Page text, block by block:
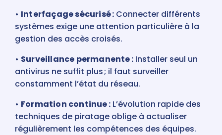
• Interfaçage sécurisé : Connecter différents
systèmes exige une attention particulière à la
gestion des accès croisés.
• Surveillance permanente : Installer seul un
antivirus ne suffit plus ; il faut surveiller
constamment l’état du réseau.
• Formation continue : L’évolution rapide des
techniques de piratage oblige à actualiser
régulièrement les compétences des équipes.